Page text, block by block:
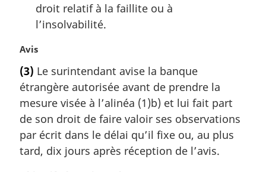
droit relatif à la faillite ou à
l’insolvabilité.
N
t
e
m
a
g
i
Avis
(3) Le surintendant avise la banque
étrangère autorisée avant de prendre la
mesure visée à l’alinéa (1)b) et lui fait part
de son droit de faire valoir ses observations
par écrit dans le délai qu’il fixe ou, au plus
tard, dix jours après réception de l’avis.